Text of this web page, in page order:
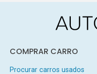
COMPRAR CARRO
Procurar carros usados